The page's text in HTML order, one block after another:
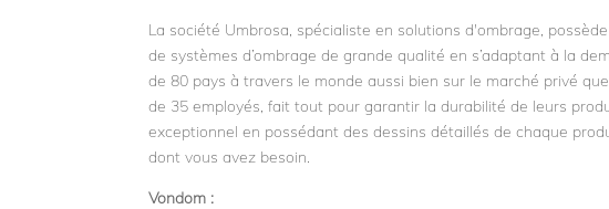
La société Umbrosa, spécialiste en solutions d'ombrage,
de systèmes d’ombrage de grande qualité en s’adaptant à la
de 80 pays à travers le monde aussi bien sur le marché privé
de 35 employés, fait tout pour garantir la durabilité de leurs
exceptionnel en possédant des dessins détaillés de chaque
dont vous avez besoin.
Vondom :